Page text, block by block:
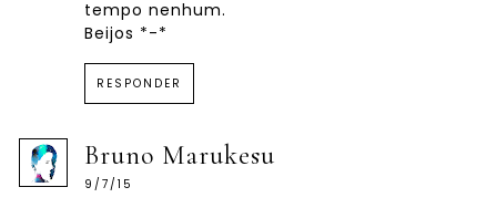
tempo nenhum.
Beijos *-*
RESPONDER
Bruno Marukesu
9/7/15